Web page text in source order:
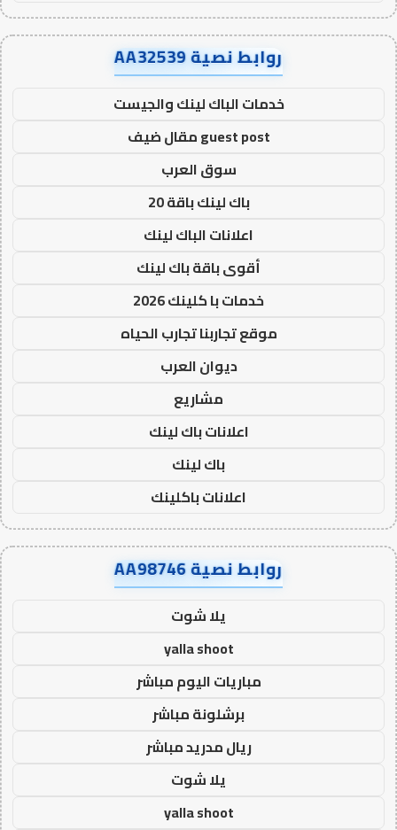
روابط نصية AA32539
خدمات الباك لينك والجيست
guest post مقال ضيف
سوق العرب
باك لينك باقة 20
اعلانات الباك لينك
أقوى باقة باك لينك
خدمات با كلينك 2026
موقع تجاربنا تجارب الحياه
ديوان العرب
مشاريع
اعلانات باك لينك
باك لينك
اعلانات باكلينك
روابط نصية AA98746
يلا شوت
yalla shoot
مباريات اليوم مباشر
برشلونة مباشر
ريال مدريد مباشر
يلا شوت
yalla shoot